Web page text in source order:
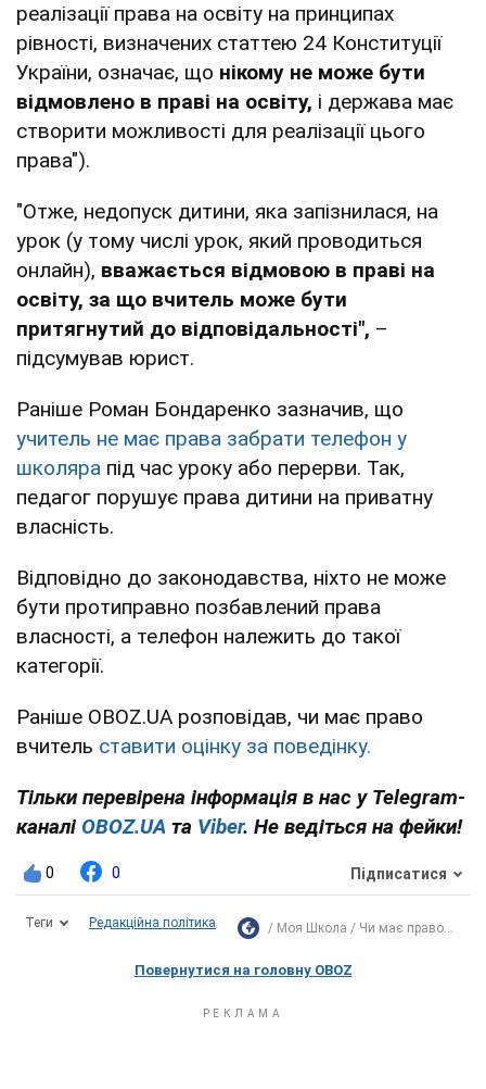
реалізації права на освіту на принципах
рівності, визначених статтею 24 Конституції
України, означає, що нікому не може бути
відмовлено в праві на освіту, і держава має
створити можливості для реалізації цього
права").
"Отже, недопуск дитини, яка запізнилася, на
урок (у тому числі урок, який проводиться
онлайн), вважається відмовою в праві на
освіту, за що вчитель може бути
притягнутий до відповідальності", –
підсумував юрист.
Раніше Роман Бондаренко зазначив, що
учитель не має права забрати телефон у
школяра під час уроку або перерви. Так,
педагог порушує права дитини на приватну
власність.
Відповідно до законодавства, ніхто не може
бути протиправно позбавлений права
власності, а телефон належить до такої
категорії.
Раніше OBOZ.UA розповідав, чи має право
вчитель ставити оцінку за поведінку.
Тільки перевірена інформація в нас у Telegram-
каналі OBOZ.UA та Viber. Не ведіться на фейки!
0 0 Підписатися
Теги Редакційна політика Моя Школа Чи має право...
Повернутися на головну OBOZ